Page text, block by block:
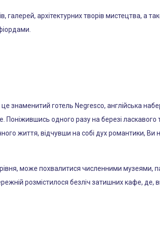
галерей, архітектурних творів мистецтва, а
знаменитий готель Negresco, англійська
Поніжившись одного разу на березі
життя, відчувши на собі дух романтики,
рівня, може похвалитися численними
розмістилося безліч затишних кафе,